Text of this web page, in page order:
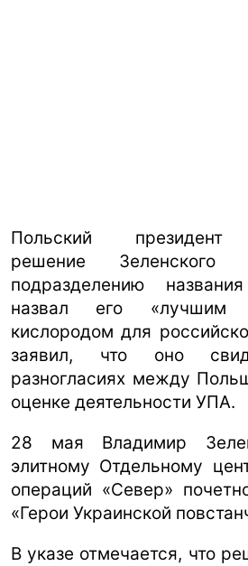
Польский президент
решение Зеленского
подразделению
назвал его «лучшим
кислородом для
заявил, что оно
разногласиях между
оценке деятельности УПА.
28 мая Владимир
элитному Отдельному
операций «Север»
«Герои Украинской
В указе отмечается, что